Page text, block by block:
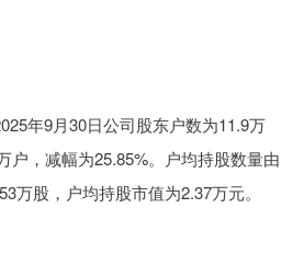
年9月30日公司股东户数为11.9万
户，减幅为25.85%。户均持股数量由
万股，户均持股市值为2.37万元。